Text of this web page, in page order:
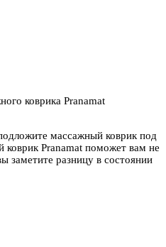
коврика Pranamat
массажный коврик под
коврик Pranamat поможет вам не
заметите разницу в состоянии